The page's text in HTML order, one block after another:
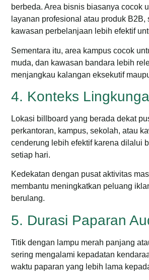
berbeda. Area bisnis biasanya cocok
layanan profesional atau produk B2B,
kawasan perbelanjaan lebih efektif
Sementara itu, area kampus cocok
muda, dan kawasan bandara lebih
menjangkau kalangan eksekutif
4. Konteks
Lokasi billboard yang berada dekat
perkantoran, kampus, sekolah, atau
cenderung lebih efektif karena dilalui
setiap hari.
Kedekatan dengan pusat aktivitas
membantu meningkatkan peluang
berulang.
5. Durasi Paparan
Titik dengan lampu merah panjang
sering mengalami kepadatan
waktu paparan yang lebih lama